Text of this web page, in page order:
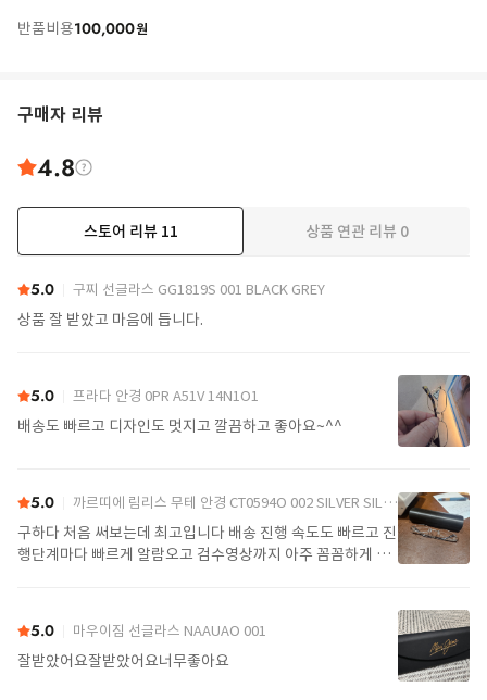
반품비용100,000원
구매자 리뷰
4.8
스토어 리뷰 11 상품 연관 리뷰 0
5.0 구찌 선글라스 GG1819S 001 BLACK GREY
상품 잘 받았고 마음에 듭니다.
5.0 프라다 안경 0PR A51V 14N1O1
배송도 빠르고 디자인도 멋지고 깔끔하고 좋아요~^^
5.0 까르띠에 림리스 무테 안경 CT0594O 002 SILVER SILVER TRANSPARENT
구하다 처음 써보는데 최고입니다 배송 진행 속도도 빠르고 진
행단계마다 빠르게 알람오고 검수영상까지 아주 꼼꼼하게 찍
5.0 마우이짐 선글라스 NAAUAO 001
잘받았어요잘받았어요너무좋아요